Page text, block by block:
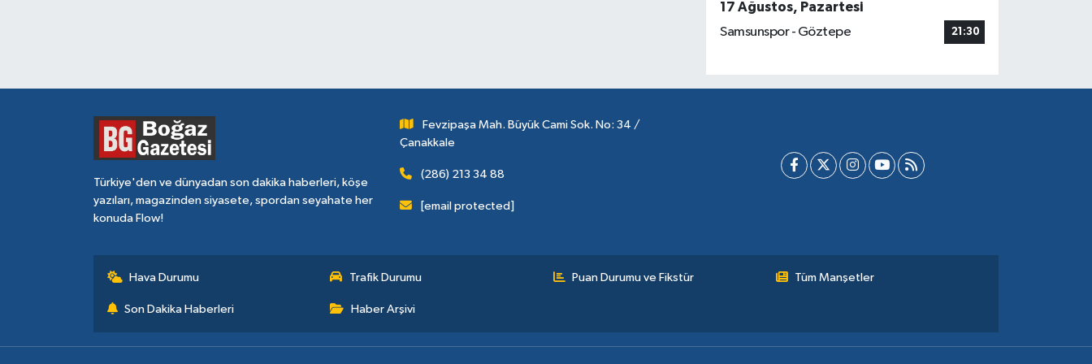
17 Ağustos, Pazartesi
Samsunspor - Göztepe
21:30
Türkiye'den ve dünyadan son dakika haberleri, köşe
yazıları, magazinden siyasete, spordan seyahate her
konuda Flow!
Fevzipaşa Mah. Büyük Cami Sok. No: 34 /
Çanakkale
(286) 213 34 88
[email protected]
Hava Durumu Trafik Durumu Puan Durumu ve Fikstür Tüm Manşetler
Son Dakika Haberleri Haber Arşivi